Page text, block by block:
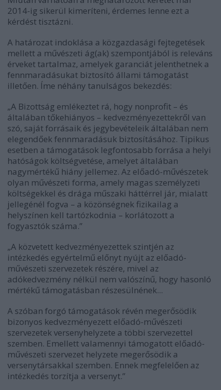
2014-ig sikerül kimeríteni, érdemes lenne ezt a
kérdést tisztázni.
A határozat indoklása a közgazdasági fejtegetések
mellett a művészeti ág(ak) szempontjából is releváns
érveket tartalmaz, amelyek garanciát jelenthetnek a
fennmaradásukat biztosító állami támogatást
illetően. Íme néhány tanulságos bekezdés:
„A Bizottság emlékeztet rá, hogy nonprofit – és
általában tőkehiányos – kedvezményezettekről van
szó, saját forrásaik és jegybevételeik általában nem
elegendőek fennmaradásuk biztosításához. Tipikus
esetben a támogatások legfontosabb forrása a helyi
hatóságok költségvetése, amelyet általában
nagymértékű hiány jellemez. Az előadó-művészetek
olyan művészeti forma, amely magas személyzeti
költségekkel és drága műszaki háttérrel jár, mialatt
jellegénél fogva – a közönségnek fizikailag a
helyszínen kell tartózkodnia – korlátozott a
fogyasztók száma.”
„A közvetett kedvezményezettek szintjén az
intézkedés egyértelmű előnyt nyújt az előadó-
művészeti szervezetek részére, mivel az
adókedvezmény nélkül nem valószínű, hogy hasonló
mértékű támogatásban részesülnének...
A szóban forgó támogatások révén megerősödik
bizonyos kedvezményezett előadó-művészeti
szervezetek versenyhelyzete a többi szervezettel
szemben. Emellett valamennyi támogatott előadó-
művészeti szervezet helyzete megerősödik a
versenytársakkal szemben. Ennek megfelelően az
intézkedés torzítja a versenyt.”